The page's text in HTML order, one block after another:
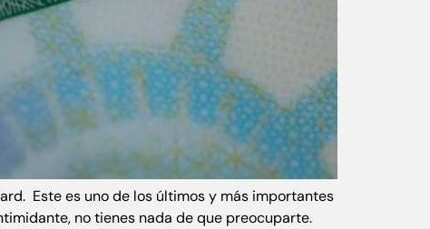
Este es uno de los últimos y más importantes
no tienes nada de que preocuparte.